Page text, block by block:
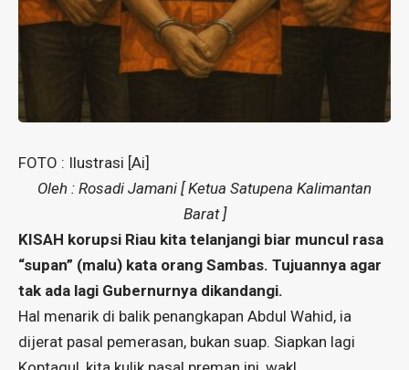
FOTO : Ilustrasi [Ai]
Oleh : Rosadi Jamani [ Ketua Satupena Kalimantan
Barat ]
KISAH korupsi Riau kita telanjangi biar muncul rasa
“supan” (malu) kata orang Sambas. Tujuannya agar
tak ada lagi Gubernurnya dikandangi.
Hal menarik di balik penangkapan Abdul Wahid, ia
dijerat pasal pemerasan, bukan suap. Siapkan lagi